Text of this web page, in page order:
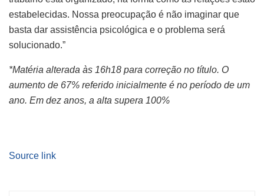
estabelecidas. Nossa preocupação é não imaginar que
basta dar assistência psicológica e o problema será
solucionado.”
*Matéria alterada às 16h18 para correção no título. O
aumento de 67% referido inicialmente é no período de um
ano. Em dez anos, a alta supera 100%
Source link